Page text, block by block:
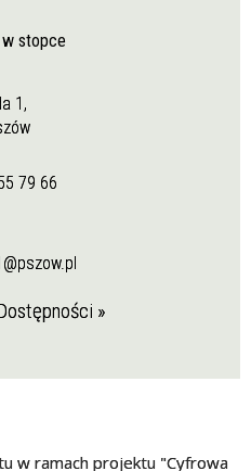
1,
79 66
»
w ramach projektu "Cyfrowa